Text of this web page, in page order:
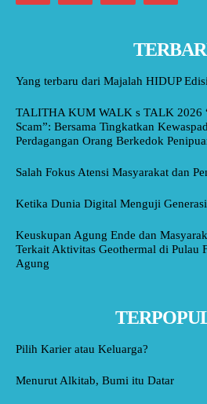
Yang terbaru dari Majalah HIDUP
TALITHA KUM WALK s TALK 2026
Scam”: Bersama Tingkatkan
Perdagangan Orang Berkedok
Salah Fokus Atensi Masyarakat dan
Ketika Dunia Digital Menguji
Keuskupan Agung Ende dan
Terkait Aktivitas Geothermal di Pulau
Agung
Pilih Karier atau Keluarga?
Menurut Alkitab, Bumi itu Datar